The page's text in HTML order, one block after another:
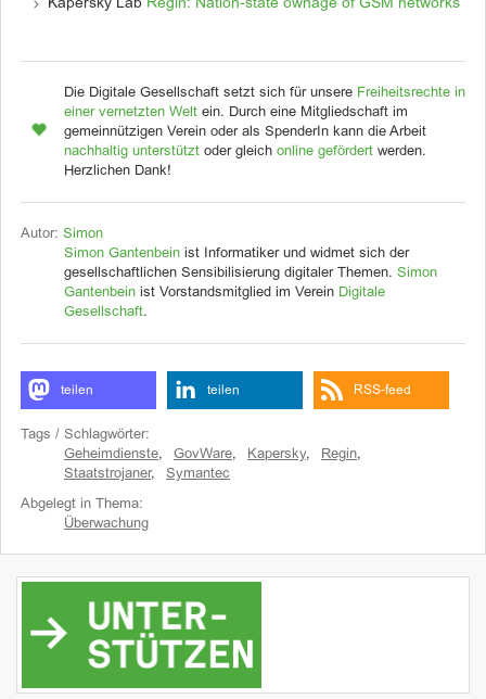
Kapersky Lab Regin: Nation-state ownage of GSM networks
Die Digitale Gesellschaft setzt sich für unsere Freiheitsrechte in
einer vernetzten Welt ein. Durch eine Mitgliedschaft im
gemeinnützigen Verein oder als SpenderIn kann die Arbeit
nachhaltig unterstützt oder gleich online gefördert werden.
Herzlichen Dank!
Autor: Simon
Simon Gantenbein ist Informatiker und widmet sich der
gesellschaftlichen Sensibilisierung digitaler Themen. Simon
Gantenbein ist Vorstandsmitglied im Verein Digitale
Gesellschaft.
teilen teilen RSS-feed
Tags / Schlagwörter:
Geheimdienste, GovWare, Kapersky, Regin,
Staatstrojaner, Symantec
Abgelegt in Thema:
Überwachung